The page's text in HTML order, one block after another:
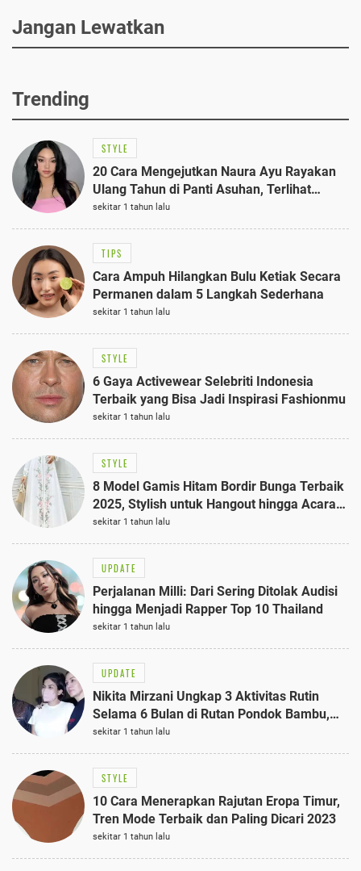
Jangan Lewatkan
Trending
STYLE
20 Cara Mengejutkan Naura Ayu Rayakan
Ulang Tahun di Panti Asuhan, Terlihat
Anggun dengan Kaftan Cokelat
sekitar 1 tahun lalu
TIPS
Cara Ampuh Hilangkan Bulu Ketiak Secara
Permanen dalam 5 Langkah Sederhana
sekitar 1 tahun lalu
STYLE
6 Gaya Activewear Selebriti Indonesia
Terbaik yang Bisa Jadi Inspirasi Fashionmu
sekitar 1 tahun lalu
STYLE
8 Model Gamis Hitam Bordir Bunga Terbaik
2025, Stylish untuk Hangout hingga Acara
Semi-Formal
sekitar 1 tahun lalu
UPDATE
Perjalanan Milli: Dari Sering Ditolak Audisi
hingga Menjadi Rapper Top 10 Thailand
sekitar 1 tahun lalu
UPDATE
Nikita Mirzani Ungkap 3 Aktivitas Rutin
Selama 6 Bulan di Rutan Pondok Bambu,
Terungkap!
sekitar 1 tahun lalu
STYLE
10 Cara Menerapkan Rajutan Eropa Timur,
Tren Mode Terbaik dan Paling Dicari 2023
sekitar 1 tahun lalu